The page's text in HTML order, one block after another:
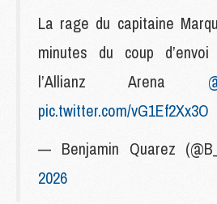
La rage du capitaine
minutes du coup
l’Allianz Arena
pic.twitter.com/vG1Ef2Xx3O
— Benjamin Quarez
2026